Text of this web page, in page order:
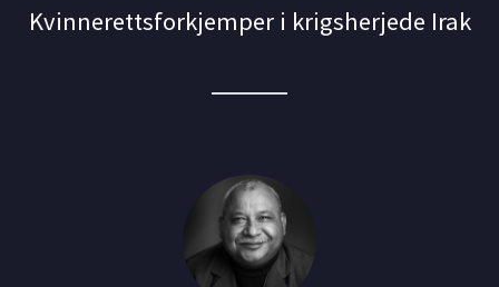
Kvinnerettsforkjemper i krigsherjede Irak